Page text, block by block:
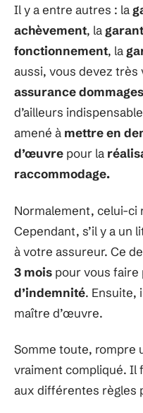
Il y a entre autres : la
achèvement, la
fonctionnement, la
aussi, vous devez très
assurance
d’ailleurs
amené à mettre en
d’œuvre pour la
raccommodage.
Normalement, celui-ci
Cependant, s’il y a un
à votre assureur. Ce
3 mois pour vous faire
d’indemnité. Ensuite,
maître d’œuvre.
Somme toute, rompre
vraiment compliqué. Il
aux différentes règles